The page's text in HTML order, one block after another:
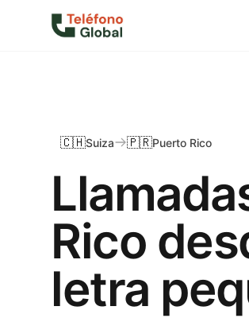
Rico
letra
🇨🇭Suiza 🇵🇷Puerto Rico